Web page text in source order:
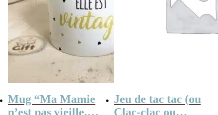
Mug “Ma Mamie
n’est pas vieille,
Jeu de tac tac (ou
Clac-clac ou